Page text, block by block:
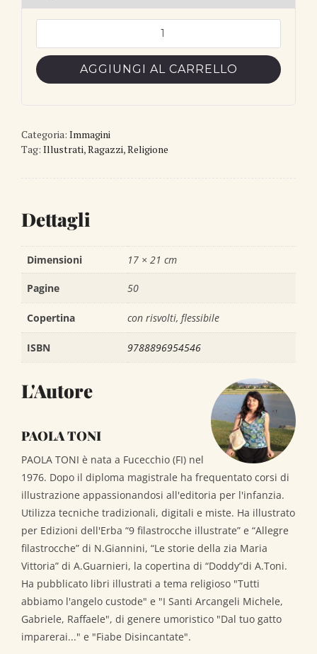
Santi
Arcangeli
Michele
quantità
AGGIUNGI AL CARRELLO
Categoria: Immagini
Tag: Illustrati,Ragazzi,Religione
Dettagli
Dimensioni 17 × 21 cm
Pagine 50
Copertina con risvolti, flessibile
ISBN 9788896954546
L'Autore
PAOLA TONI
PAOLA TONI è nata a Fucecchio (FI) nel
1976. Dopo il diploma magistrale ha frequentato corsi di
illustrazione appassionandosi all'editoria per l'infanzia.
Utilizza tecniche tradizionali, digitali e miste. Ha illustrato
per Edizioni dell'Erba “9 filastrocche illustrate” e “Allegre
filastrocche” di N.Giannini, “Le storie della zia Maria
Vittoria” di A.Guarnieri, la copertina di “Doddy”di A.Toni.
Ha pubblicato libri illustrati a tema religioso "Tutti
abbiamo l'angelo custode" e "I Santi Arcangeli Michele,
Gabriele, Raffaele", di genere umoristico "Dal tuo gatto
imparerai..." e "Fiabe Disincantate".